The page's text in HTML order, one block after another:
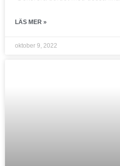
LÄS MER »
oktober 9, 2022